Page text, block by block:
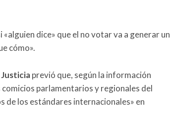
dice» que el no votar va a generar un
cómo».
Justiciaprevió que, según la información
parlamentarios y regionales del
de los estándares internacionales» en